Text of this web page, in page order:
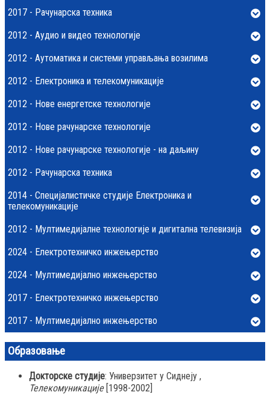
Образовање
Докторске студије: Универзитет у Сиднеју ,
Телекомуникације[1998-2002]
2017 - Рачунарска техника
2012 - Аудио и видео технологије
2012 - Аутоматика и системи управљања возилима
2012 - Електроника и телекомуникације
2012 - Нове енергетске технологије
2012 - Нове рачунарске технологије
2012 - Нове рачунарске технологије - на даљину
2012 - Рачунарска техника
2014 - Специјалистичке студије Електроника и
телекомуникације
2012 - Мултимедијалне технологије и дигитална телевизија
2024 - Електротехничко инжењерство
2024 - Мултимедијално инжењерство
2017 - Електротехничко инжењерство
2017 - Мултимедијално инжењерство